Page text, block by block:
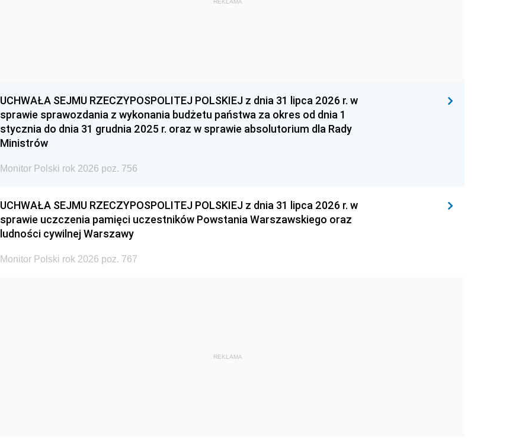
REKLAMA
UCHWAŁA SEJMU RZECZYPOSPOLITEJ POLSKIEJ z dnia 31 lipca 2026 r. w
sprawie sprawozdania z wykonania budżetu państwa za okres od dnia 1
stycznia do dnia 31 grudnia 2025 r. oraz w sprawie absolutorium dla Rady
Ministrów
Monitor Polski rok 2026 poz. 756
UCHWAŁA SEJMU RZECZYPOSPOLITEJ POLSKIEJ z dnia 31 lipca 2026 r. w
sprawie uczczenia pamięci uczestników Powstania Warszawskiego oraz
ludności cywilnej Warszawy
Monitor Polski rok 2026 poz. 767
REKLAMA